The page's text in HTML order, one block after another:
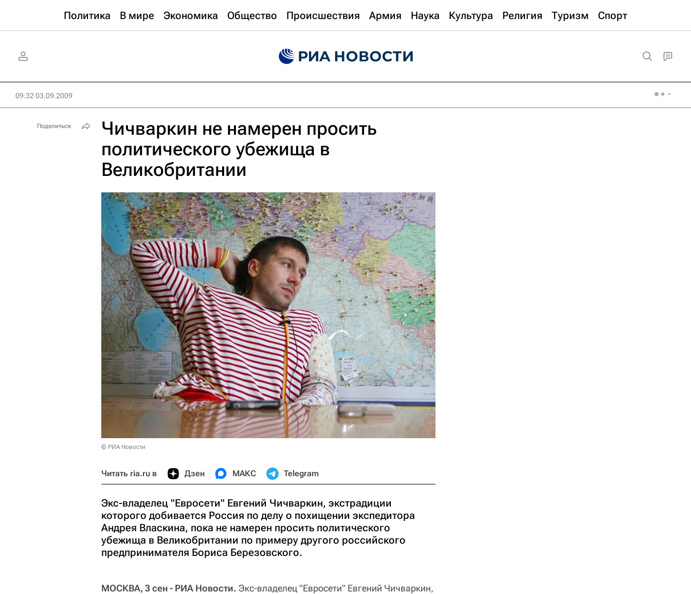
Политика В мире Экономика Общество Происшествия Армия Наука Культура Религия Туризм Спорт
09:32 03.09.2009
Чичваркин не намерен просить
политического убежища в
Великобритании
© РИА Новости
Читать ria.ru в Дзен МАКС Telegram
Экс-владелец "Евросети" Евгений Чичваркин, экстрадиции
которого добивается Россия по делу о похищении экспедитора
Андрея Власкина, пока не намерен просить политического
убежища в Великобритании по примеру другого российского
предпринимателя Бориса Березовского.
МОСКВА, 3 сен - РИА Новости. Экс-владелец "Евросети" Евгений Чичваркин,
Поделиться